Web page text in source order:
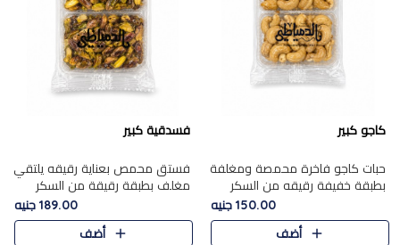
كاجو كبير
حبات كاجو فاخرة محمصة ومغلفة
بطبقة خفيفة رقيقه من السكر
المكرمل، تجمع بين توازن النعومة
زبدية غنية فاخرة والقرمشة
المرضية في حلوى شرقية بطاب..
150.00 جنيه
أضف
فسدقية كبير
فستق محمص بعناية رقيقه يلتقي
مغلف بطبقة رقيقة من السكر
المكرمل، ليقدم مذاقًا فاخرًا حلوي
شرقية فاخرة ونكهة غنية ناتي تميز
كل قطعة و قوام هش
189.00 جنيه
أضف